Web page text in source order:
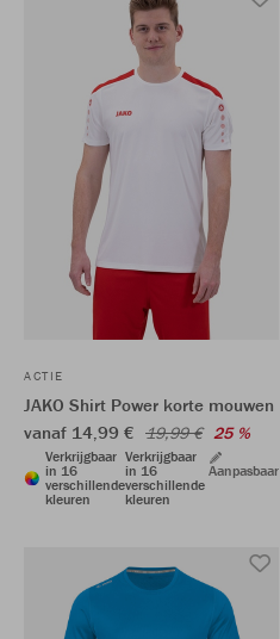
ACTIE
JAKO Shirt Power korte mouwen
vanaf 14,99 € 19,99 € 25 %
Verkrijgbaar
in 16
verschillende
kleuren
Verkrijgbaar
in 16
verschillende
kleuren
Aanpasbaar